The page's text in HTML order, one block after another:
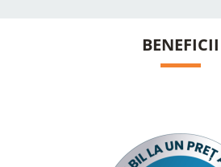
BENEFICII